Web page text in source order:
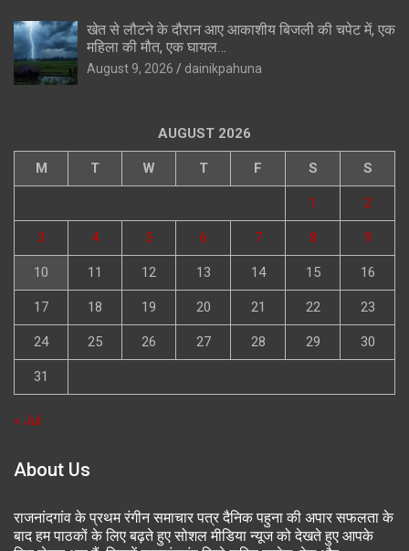
खेत से लौटने के दौरान आए आकाशीय बिजली की चपेट में, एक
महिला की मौत, एक घायल…
August 9, 2026 dainikpahuna
AUGUST 2026
M T W T F S S
1 2
3 4 5 6 7 8 9
10 11 12 13 14 15 16
17 18 19 20 21 22 23
24 25 26 27 28 29 30
31
« Jul
About Us
राजनांदगांव के प्रथम रंगीन समाचार पत्र दैनिक पहुना की अपार सफलता के
बाद हम पाठकों के लिए बढ़ते हुए सोशल मीडिया न्यूज को देखते हुए आपके